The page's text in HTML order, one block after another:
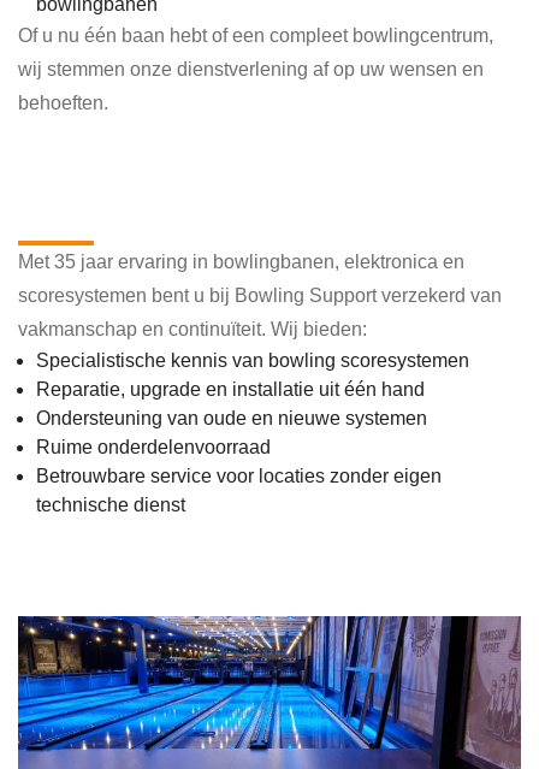
bowlingbanen
Of u nu één baan hebt of een compleet bowlingcentrum,
wij stemmen onze dienstverlening af op uw wensen en
behoeften.
Met 35 jaar ervaring in bowlingbanen, elektronica en
scoresystemen bent u bij Bowling Support verzekerd van
vakmanschap en continuïteit. Wij bieden:
Specialistische kennis van bowling scoresystemen
Reparatie, upgrade en installatie uit één hand
Ondersteuning van oude en nieuwe systemen
Ruime onderdelenvoorraad
Betrouwbare service voor locaties zonder eigen
technische dienst